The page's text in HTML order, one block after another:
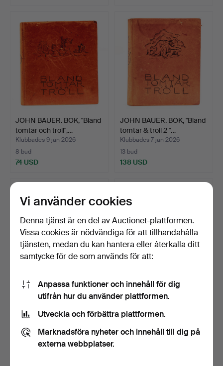
JOHN BAUER. BOK, "Bland
tomtar och troll",…
Klubbades 9 jan 2026
8 bud
74 USD
JOHN BAUER. BOK, "Bland
tomtar & troll 2 "…
Klubbades 7 jan 2026
13 bud
138 USD
JOHN BAUER. "Bland
tomtar och troll", 4 st…
4 bud
59 USD
JOHN BAUER. "Bland
tomtar och troll" I-II,…
11 bud
153 USD
Vi använder cookies
Denna tjänst är en del av Auctionet-plattformen.
Vissa cookies är nödvändiga för att tillhandahålla
tjänsten, medan du kan hantera eller återkalla ditt
samtycke för de som används för att:
Anpassa funktioner och innehåll för dig
utifrån hur du använder plattformen.
Utveckla och förbättra plattformen.
Marknadsföra nyheter och innehåll till dig på
externa webbplatser.